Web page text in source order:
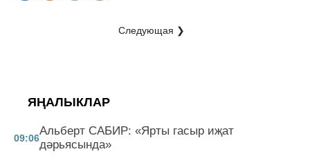
Следующая ❯
ЯҢАЛЫКЛАР
09:06
Альберт САБИР: «Ярты гасыр иҗат
дәрьясында»